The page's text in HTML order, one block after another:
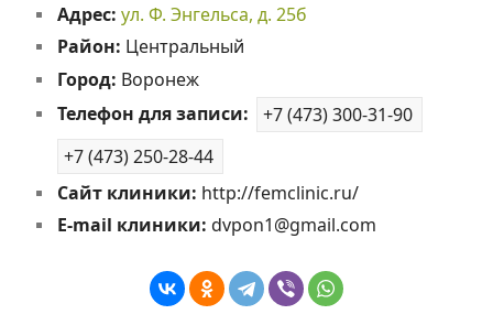
Адрес: ул. Ф. Энгельса, д. 25б
Район: Центральный
Город: Воронеж
Телефон для записи:
+7 (473) 300-31-90
+7 (473) 250-28-44
Сайт клиники: http://femclinic.ru/
E-mail клиники: dvpon1@gmail.com